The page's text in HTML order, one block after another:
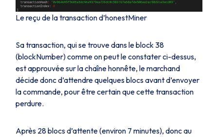
Le reçu de la transaction d’honestMiner
Sa transaction, qui se trouve dans le block 38
(blockNumber) comme on peut le constater ci-dessus,
est approuvée sur la chaîne honnête, le marchand
décide donc d’attendre quelques blocs avant d’envoyer
la commande, pour être certain que cette transaction
perdure.
Après 28 blocs d’attente (environ 7 minutes), donc au